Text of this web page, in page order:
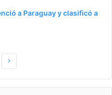
a Paraguay y clasificó a
Siguiente